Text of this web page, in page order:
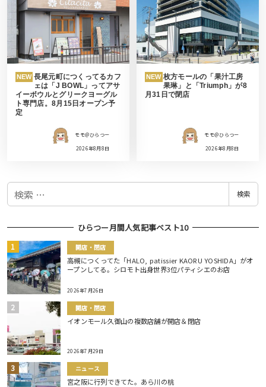
NEW 長尾元町につくってるカフ
ェは「J BOWL」ってアサ
イーボウルとグリークヨーグル
ト専門店。8月15日オープン予
定
モモ＠ひらつー
2026年8月8日
NEW 枚方モールの「果汁工房
果琳」と「Triumph」が8
月31日で閉店
モモ＠ひらつー
2026年8月8日
検
検索
ひらつー月間人気記事ベスト10
開店・閉店
高槻につくってた「HALO, patissier KAORU YOSHIDA」がオ
ープンしてる。シロモト出身世界3位パティシエのお店
2026年7月26日
開店・閉店
イオンモール久御山の複数店舗が開店＆閉店
2026年7月29日
ニュース
宮之阪に行列できてた。あら川の桃